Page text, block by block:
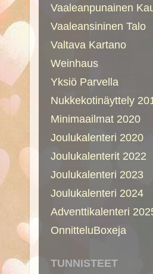
Vaaleanpunainen
Vaaleansininen Talo
Valtava Kartano
Weinhaus
Yksiö Parvella
Nukkekotinäyttely
Minimaailmat 2020
Joulukalenteri 2020
Joulukalenterit 2022
Joulukalenteri 2023
Joulukalenteri 2024
Adventtikalenteri
OnnitteluBoxeja
TUNNISTEET